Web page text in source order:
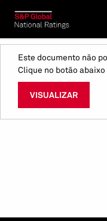
Este documento não
Clique no botão
VISUALIZAR